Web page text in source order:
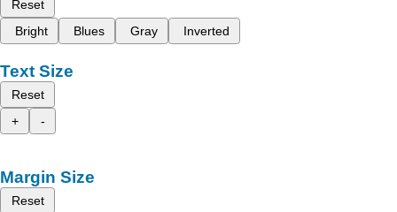
Reset
Bright
Blues Gray Inverted
Text Size
Reset
+
-
Margin Size
Reset